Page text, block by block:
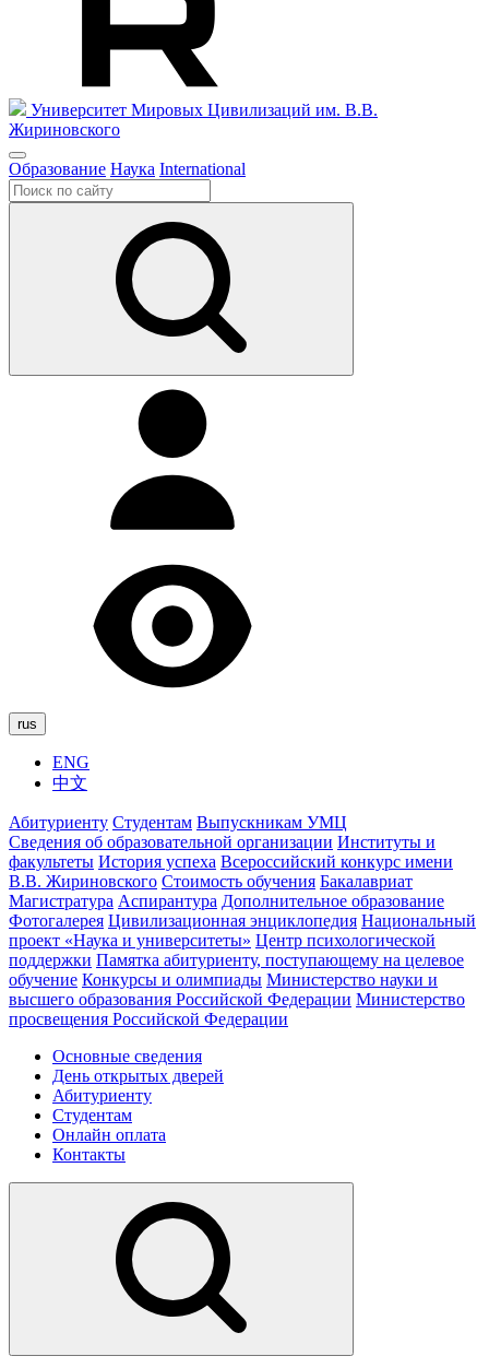
Университет Мировых Цивилизаций им. В.В.
Жириновского
Образование Наука International
rus
ENG
中文
Абитуриенту Студентам Выпускникам УМЦ
Сведения об образовательной организации Институты и
факультеты История успеха Всероссийский конкурс имени
В.В. Жириновского Стоимость обучения Бакалавриат
Магистратура Аспирантура Дополнительное образование
Фотогалерея Цивилизационная энциклопедия Национальный
проект «Наука и университеты» Центр психологической
поддержки Памятка абитуриенту, поступающему на целевое
обучение Конкурсы и олимпиады Министерство науки и
высшего образования Российской Федерации Министерство
просвещения Российской Федерации
Основные сведения
День открытых дверей
Абитуриенту
Студентам
Онлайн оплата
Контакты